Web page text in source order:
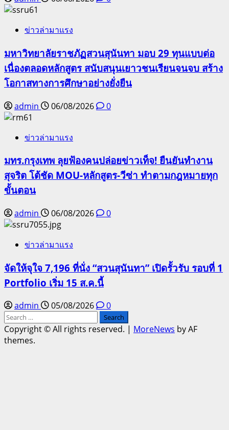
ข่าวล่ามาแรง
มหาวิทยาลัยราชภัฏสวนสุนันทา มอบ 29 ทุนแบบต่อ
เนื่องตลอดหลักสูตร สนับสนุนเยาวชนเรียนจนจบ สร้าง
โอกาสทางการศึกษาอย่างยั่งยืน
admin 06/08/2026 0
ข่าวล่ามาแรง
มทร.กรุงเทพ ลุยฟ้องคนปล่อยข่าวเท็จ! ยืนยันทำงาน
สุจริต โต้ชัด MOU-หลักสูตร-วีซ่า ทำตามกฎหมายทุก
ขั้นตอน
admin 06/08/2026 0
ข่าวล่ามาแรง
จัดให้จุใจ 7,196 ที่นั่ง “สวนสุนันทา” เปิดรั้วรับ รอบที่ 1
Portfolio เริ่ม 15 ส.ค.นี้
admin 05/08/2026
0
Search
for:
Copyright © All rights reserved. | MoreNews by AF
themes.